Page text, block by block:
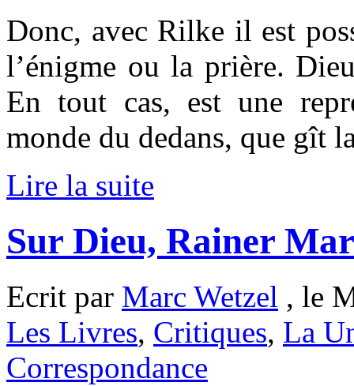
Donc, avec Rilke il est
l’énigme ou la prière.
En tout cas, est une
monde du dedans, que gît
Lire la suite
Sur Dieu, Rainer
Ecrit par Marc Wetzel , le
Les Livres, Critiques, La
Correspondance